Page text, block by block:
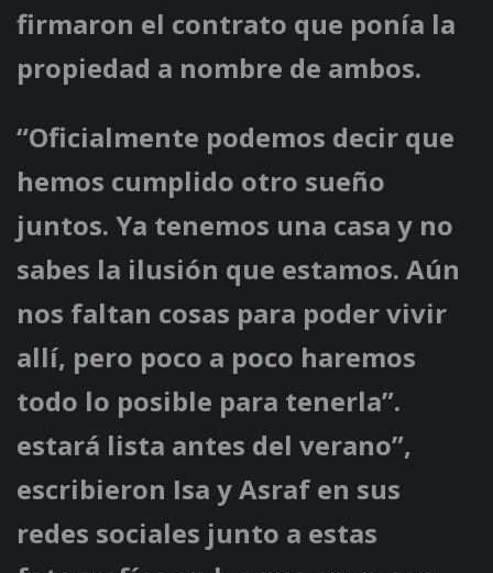
firmaron el contrato que ponía la
propiedad a nombre de ambos.
“Oficialmente podemos decir que
hemos cumplido otro sueño
juntos. Ya tenemos una casa y no
sabes la ilusión que estamos. Aún
nos faltan cosas para poder vivir
allí, pero poco a poco haremos
todo lo posible para tenerla”.
estará lista antes del verano”,
escribieron Isa y Asraf en sus
redes sociales junto a estas